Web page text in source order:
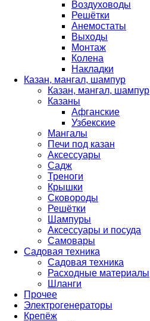
Воздуховоды
Решётки
Анемостаты
Выходы
Монтаж
Колена
Накладки
Казан, мангал, шампур
Казан, мангал, шампур
Казаны
Афганские
Узбекские
Мангалы
Печи под казан
Аксессуары
Садж
Треноги
Крышки
Сковороды
Решётки
Шампуры
Аксессуары и посуда
Самовары
Садовая техника
Садовая техника
Расходные материалы
Шланги
Прочее
Электрогенераторы
Крепёж